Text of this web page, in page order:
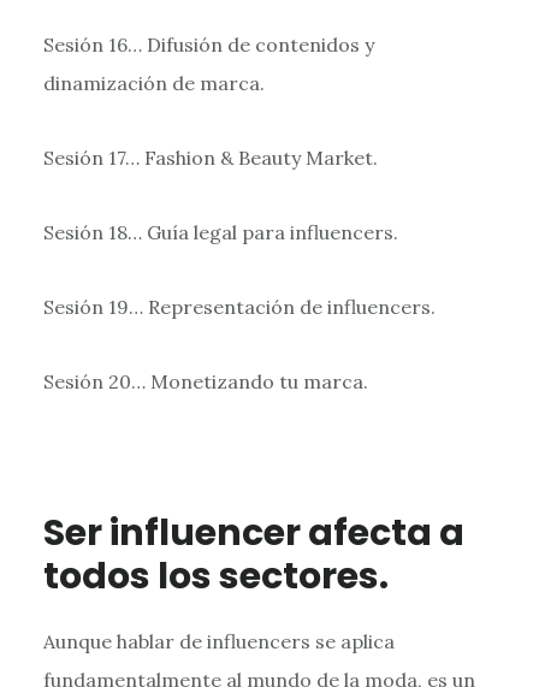
Sesión 16… Difusión de contenidos y
dinamización de marca.
Sesión 17… Fashion & Beauty Market.
Sesión 18… Guía legal para influencers.
Sesión 19… Representación de influencers.
Sesión 20… Monetizando tu marca.
Ser influencer afecta a
todos los sectores.
Aunque hablar de influencers se aplica
fundamentalmente al mundo de la moda, es un